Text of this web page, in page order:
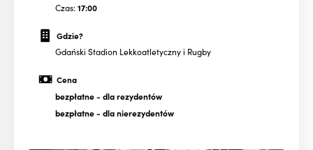
Czas:17:00
Gdzie?
Gdański Stadion Lekkoatletyczny i Rugby
Cena
bezpłatne- dla rezydentów
bezpłatne- dla nierezydentów